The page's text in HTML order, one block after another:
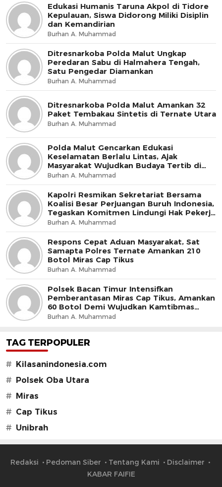
Edukasi Humanis Taruna Akpol di Tidore
Kepulauan, Siswa Didorong Miliki Disiplin
dan Kemandirian
Burhan A. Muhammad
Ditresnarkoba Polda Malut Ungkap
Peredaran Sabu di Halmahera Tengah,
Satu Pengedar Diamankan
Burhan A. Muhammad
Ditresnarkoba Polda Malut Amankan 32
Paket Tembakau Sintetis di Ternate Utara
Burhan A. Muhammad
Polda Malut Gencarkan Edukasi
Keselamatan Berlalu Lintas, Ajak
Masyarakat Wujudkan Budaya Tertib di
Jalan
Burhan A. Muhammad
Kapolri Resmikan Sekretariat Bersama
Koalisi Besar Perjuangan Buruh Indonesia,
Tegaskan Komitmen Lindungi Hak Pekerja
dan Jaga Iklim Investasi
Burhan A. Muhammad
Respons Cepat Aduan Masyarakat, Sat
Samapta Polres Ternate Amankan 210
Botol Miras Cap Tikus
Burhan A. Muhammad
Polsek Bacan Timur Intensifkan
Pemberantasan Miras Cap Tikus, Amankan
60 Botol Demi Wujudkan Kamtibmas
Kondusif
Burhan A. Muhammad
TAG TERPOPULER
# Kilasanindonesia.com
# Polsek Oba Utara
# Miras
# Cap Tikus
# Unibrah
Redaksi Pedoman Siber Tentang Kami
Disclaimer
KABAR FAIFIE